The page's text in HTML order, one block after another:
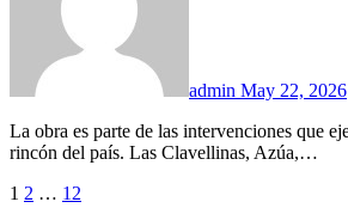
admin May 22, 2026
La obra es parte de las intervenciones que ejecuta Turismo en cada
rincón del país. Las Clavellinas, Azúa,…
Paginación
1 2 … 12